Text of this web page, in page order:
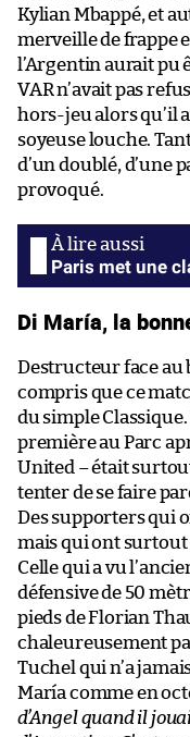
Kylian Mbappé, et
merveille de frappe
l’Argentin aurait pu
VAR n’avait pas
hors-jeu alors qu’il
soyeuse louche.
d’un doublé, d’une
provoqué.
Paris met une
Di María, la
Destructeur face au
compris que ce
du simple
première au Parc
United – était
tenter de se faire
Des supporters qui
mais qui ont surtout
Celle qui a vu
défensive de 50
pieds de Florian
chaleureusement
Tuchel qui n’a
María comme en
d’Angel quand il